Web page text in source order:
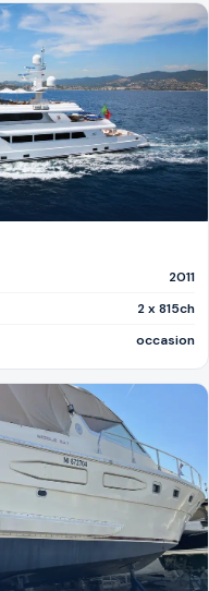
2011
2 x 815ch
occasion